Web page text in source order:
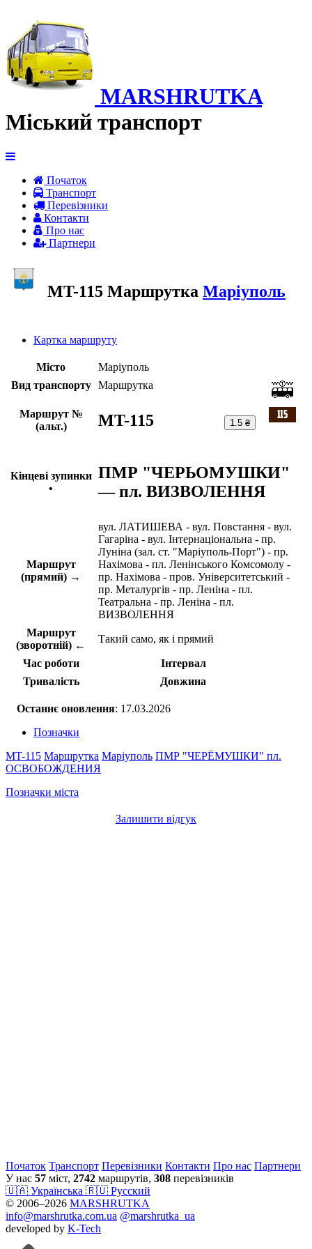
MARSHRUTKA
Міський транспорт
Початок
Транспорт
Перевiзники
Контакти
Про нас
Партнери
MT-115 Маршрутка Маріуполь
Картка маршруту
Місто
Маріуполь
Вид транспорту
Маршрутка
Маршрут №
(альт.)
MT-115 1.5 ₴
Кінцеві зупинки
•
ПМР "ЧЕРЬОМУШКИ"
— пл. ВИЗВОЛЕННЯ
Маршрут
(прямий) →
вул. ЛАТИШЕВА - вул. Повстання - вул.
Гагаріна - вул. Інтернаціональна - пр.
Луніна (зал. ст. "Маріуполь-Порт") - пр.
Нахімова - пл. Ленінського Комсомолу -
пр. Нахімова - пров. Університетський -
пр. Металургів - пр. Леніна - пл.
Театральна - пр. Леніна - пл.
ВИЗВОЛЕННЯ
Маршрут
(зворотній) ←
Такий само, як і прямий
Час роботи
Інтервал
Тривалість
Довжина
Останнє оновлення: 17.03.2026
Позначки
MT-115 Маршрутка Маріуполь ПМР "ЧЕРЁМУШКИ" пл.
ОСВОБОЖДЕНИЯ
Позначки міста
Залишити відгук
Початок Транспорт Перевiзники Контакти Про нас Партнери
У нас 57 міст, 2742 маршрутів, 308 перевізників
🇺🇦 Українська 🇷🇺 Русский
© 2006–2026 MARSHRUTKA
info@marshrutka.com.ua @marshrutka_ua
developed by K-Tech